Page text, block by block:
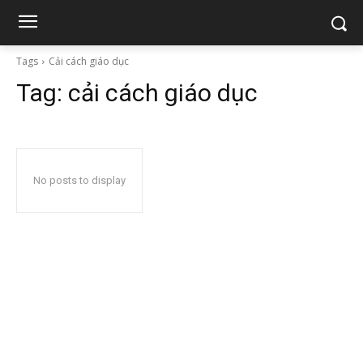
Tags Cải cách giáo dục
Tag: cải cách giáo dục
No posts to display